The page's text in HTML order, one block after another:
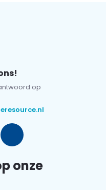
op
onze